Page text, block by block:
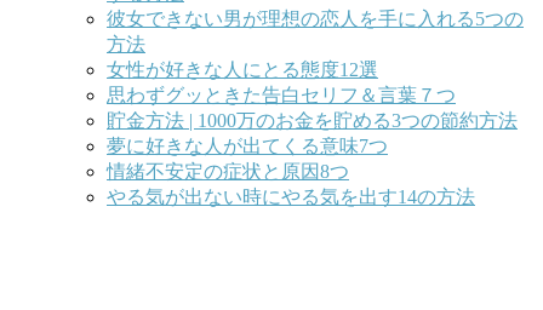
彼女できない男が理想の恋人を手に入れる5つの
方法
女性が好きな人にとる態度12選
思わずグッときた告白セリフ＆言葉７つ
貯金方法 | 1000万のお金を貯める3つの節約方法
夢に好きな人が出てくる意味7つ
情緒不安定の症状と原因8つ
やる気が出ない時にやる気を出す14の方法